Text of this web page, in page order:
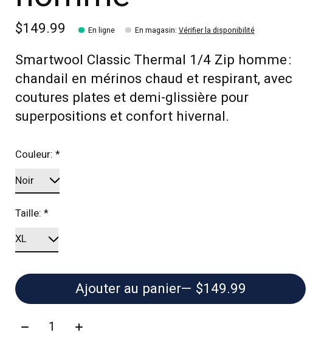
$149.99 En ligne En magasin: Vérifier la disponibilité
Smartwool Classic Thermal 1/4 Zip homme :
chandail en mérinos chaud et respirant, avec
coutures plates et demi-glissière pour
superpositions et confort hivernal.
Couleur:*
Taille:*
Ajouter au panier
— $149.99
Quantité: